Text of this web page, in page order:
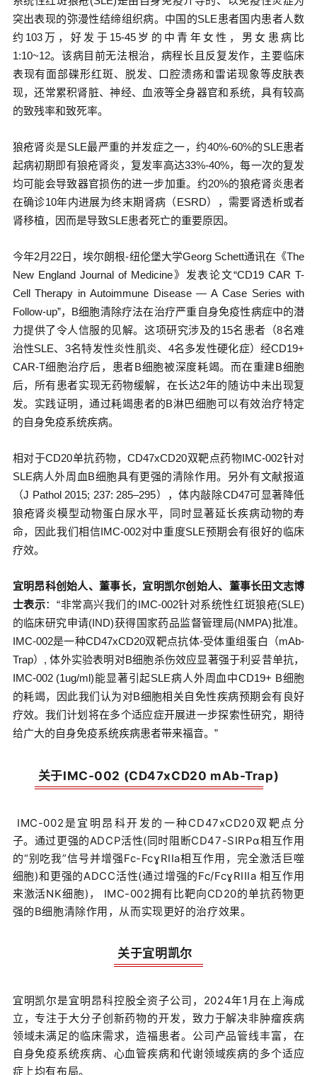
突出表现的弥漫性结缔组织病。中国的SLE患者国内患者人数
约103万，好发于15-45岁的中青年女性，男女患病比
1:10~12。该病目前无法根治，病程长且反复发作，主要临床
表现有面部碟形红斑、脱发、口腔溃疡和雷诺现象等皮肤表
现，还常累积肾脏、神经、血液等全身器官和系统，具有较高
的致残率和致死率。
狼疮肾炎是SLE最严重的并发症之一，约40%-60%的SLE患者
起病初期即有狼疮肾炎，复发率高达33%-40%，每一次的复发
均可能会导致器官损伤的进一步加重。约20%的狼疮肾炎患者
在确诊10年内进展为终末期肾病（ESRD），需要肾透析或者
肾移植，因而是导致SLE患者死亡的重要原因。
今年2月22日，埃尔朗根-纽伦堡大学Georg Schett通讯在《The
New England Journal of Medicine》发表论文“CD19 CAR T-
Cell Therapy in Autoimmune Disease — A Case Series with
Follow-up”，B细胞清除疗法在治疗严重自身免疫性病症中的潜
力提供了令人信服的见解。这项研究涉及的15名患者（8名难
治性SLE、3名特发性炎性肌炎、4名多发性硬化症）经CD19+
CAR-T细胞治疗后，患者B细胞被深度耗竭。而在重建B细胞
后，所有患者实现无药物缓解，在长达2年的随访中未出现复
发。实践证明，通过耗竭患者的B淋巴细胞可以有效治疗特定
的自身免疫系统疾病。
相对于CD20单抗药物，CD47xCD20双靶点药物IMC-002针对
SLE病人外周血B细胞具有更强的清除作用。另外有文献报道
（J Pathol 2015; 237: 285–295），体内敲除CD47可显著降低
狼疮肾炎模型动物蛋白尿水平，同时显著延长疾病动物的寿
命，因此我们相信IMC-002对中重度SLE预期会有很好的临床
疗效。
宜明昂科创始人、董事长， 宜明凯尔创始人、董事长田文志博
士表示：“非常高兴我们的IMC-002针对系统性红斑狼疮(SLE)
的临床研究申请(IND)获得国家药品监督管理局(NMPA)批准。
IMC-002是一种CD47xCD20双靶点抗体-受体重组蛋白（mAb-
Trap）, 体外实验表明对B细胞杀伤效应显著强于利妥昔单抗，
IMC-002 (1ug/ml)能显著引起SLE病人外周血中CD19+ B细胞
的耗竭，因此我们认为对B细胞相关自免性疾病预期会有良好
疗效。我们计划将在多个适应症开展进一步探索性研究，期待
给广大的自身免疫系统疾病患者带来福音。”
关于IMC-002 (CD47xCD20 mAb-Trap)
IMC-002是宜明昂科开发的一种CD47xCD20双靶点分
子。通过更强的ADCP活性(同时阻断CD47-SIRPα相互作用
的“别吃我”信号并增强Fc-FcɣRIIa相互作用，完全激活巨噬
细胞)和更强的ADCC活性(通过增强的Fc/FcɣRIIIa 相互作用
来激活NK细胞)， IMC-002拥有比靶向CD20的单抗药物更
强的B细胞清除作用，从而实现更好的治疗效果。
关于宜明凯尔
宜明凯尔是宜明昂科控股全资子公司，2024年1月在上海成
立，专注于大分子创新药物的开发，致力于解决非肿瘤疾病
领域未满足的临床需求，造福患者。公司产品管线丰富，在
自身免疫系统疾病、心血管疾病和代谢领域疾病的多个适应
症上均有布局。